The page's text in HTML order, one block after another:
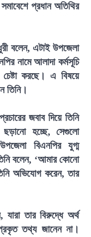
প্রধান অতিথির
বলেন, এটাই উপজেলা
নামে আলাদা কর্মসূচি
করছে। এ বিষয়ে
তিনি।
জবাব দিয়ে তিনি
হচ্ছে, সেগুলো
বিএনপির যুগ্ম
বলেন, ‘আমার কোনো
অভিযোগ করেন, তার
যারা তার বিরুদ্ধে অর্থ
তথ্য জানেন না।